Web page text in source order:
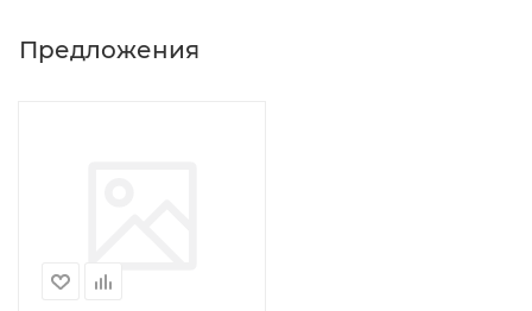
Предложения